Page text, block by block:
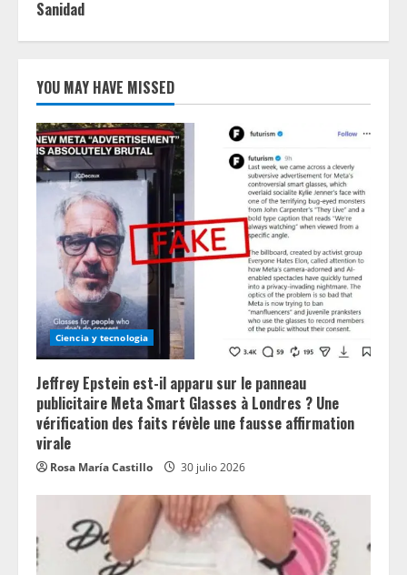
Sanidad
YOU MAY HAVE MISSED
Ciencia y tecnologia
Jeffrey Epstein est-il apparu sur le panneau
publicitaire Meta Smart Glasses à Londres ? Une
vérification des faits révèle une fausse affirmation
virale
Rosa María Castillo 30 julio 2026